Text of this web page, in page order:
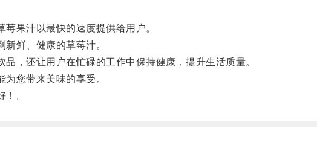
果汁以最快的速度提供给用户。
鲜、健康的草莓汁。
还让用户在忙碌的工作中保持健康，提升生活质量。
您带来美味的享受。
。